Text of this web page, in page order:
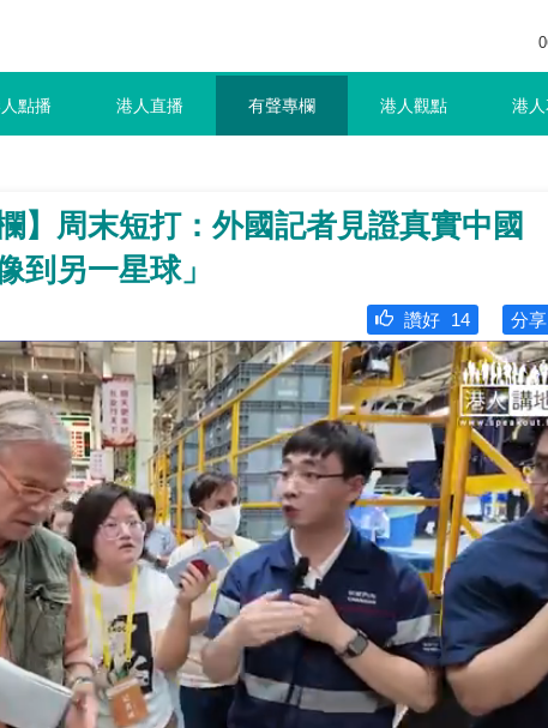
點播 港人直播 有聲專欄 港人觀點 港
】周末短打：外國記者見證真實中國
到另一星球」
分享
讚好 14